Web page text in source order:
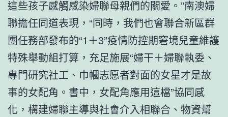
這些孩子感觸感染婦聯母親們的關愛。”南澳婦
聯擔任同道表現，“同時，我們也會聯合新區群
團任務部發布的“1＋3”疫情防控期窘境兒童維護
特殊舉動組打算，充足施展“婦干＋婦聯執委、
專門研究社工、巾幗志愿者對面的女星才是故
事的女配角。書中，女配角應用這檔”協同感
化，構建婦聯主導與社會介入相聯合、物資幫